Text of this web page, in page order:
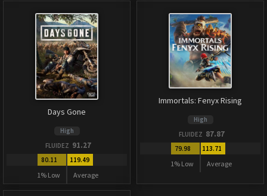
Days Gone
High
FLUIDEZ 91.27
80.11
1% Low
119.49
Average
Immortals: Fenyx Rising
High
FLUIDEZ 87.87
79.98
1% Low
113.71
Average